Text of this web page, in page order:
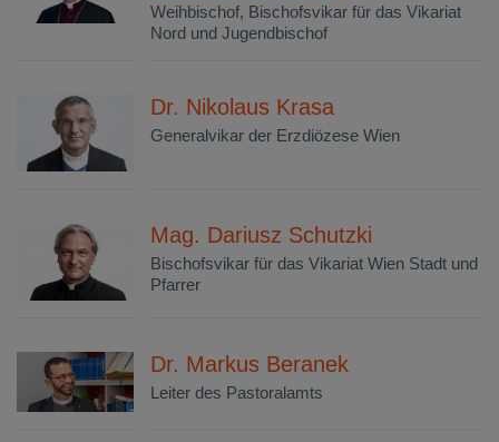
Weihbischof, Bischofsvikar für das Vikariat
Nord und Jugendbischof
Dr. Nikolaus Krasa
Generalvikar der Erzdiözese Wien
Mag. Dariusz Schutzki
Bischofsvikar für das Vikariat Wien Stadt und
Pfarrer
Dr. Markus Beranek
Leiter des Pastoralamts